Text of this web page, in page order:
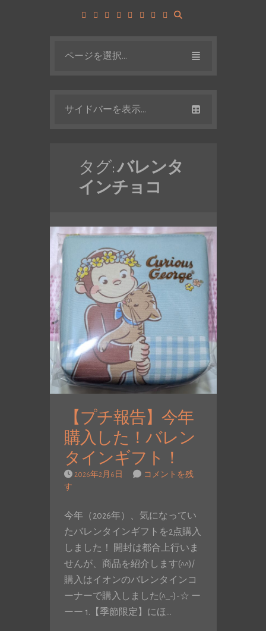
ページを選択...
サイドバーを表示...
タグ:バレンタ
インチョコ
【プチ報告】今年
購入した！バレン
タインギフト！
2026年2月6日
コメントを残
す
今年（2026年）、気になってい
たバレンタインギフトを2点購入
しました！ 開封は都合上行いま
せんが、商品を紹介します(^^)/
購入はイオンのバレンタインコ
ーナーで購入しました(^_-)-☆ ー
ーー 1.【季節限定】にほ…